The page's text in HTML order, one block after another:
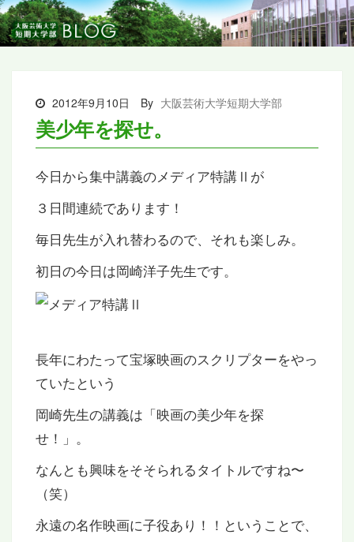
2012年9月10日 By 大阪芸術大学短期大学部
美少年を探せ。
今日から集中講義のメディア特講Ⅱが
３日間連続であります！
毎日先生が入れ替わるので、それも楽しみ。
初日の今日は岡崎洋子先生です。
長年にわたって宝塚映画のスクリプターをやっ
ていたという
岡崎先生の講義は「映画の美少年を探
せ！」。
なんとも興味をそそられるタイトルですね〜
（笑）
永遠の名作映画に子役あり！！ということで、